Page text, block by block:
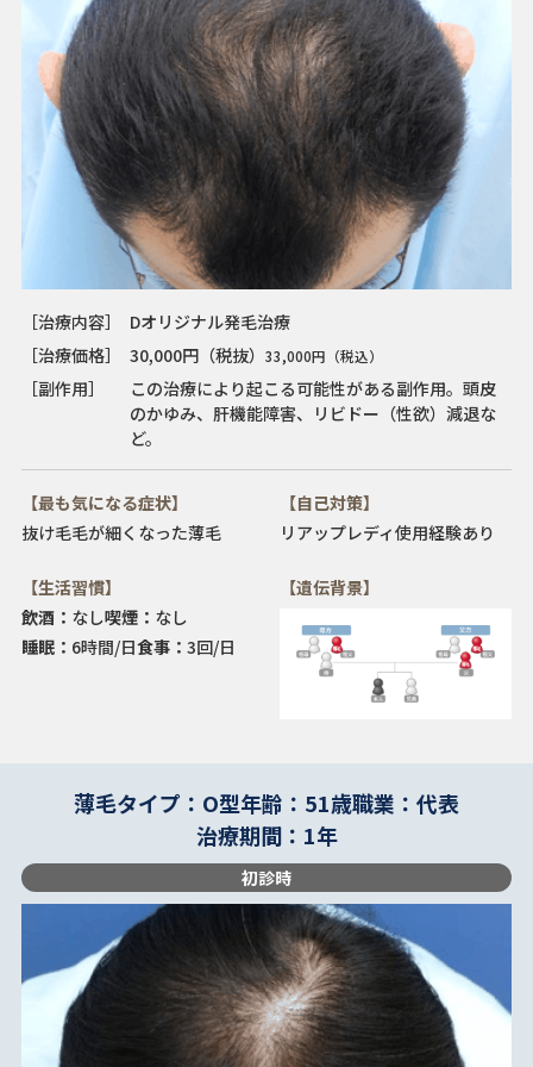
［治療内容］
Dオリジナル発毛治療
［治療価格］
30,000円（税抜） 33,000円（税込）
［副作用］
この治療により起こる可能性がある副作用。頭皮
のかゆみ、肝機能障害、リビドー（性欲）減退な
ど。
【最も気になる症状】
抜け毛毛が細くなった薄毛
【自己対策】
リアップレディ使用経験あり
【生活習慣】
飲酒： なし喫煙： なし
睡眠： 6時間/日食事： 3回/日
【遺伝背景】
薄毛タイプ：O型年齢：51歳職業：代表
治療期間：1年
初診時